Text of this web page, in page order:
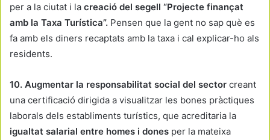
per a la ciutat i la creació del segell “Projecte finançat
amb la Taxa Turística”. Pensen que la gent no sap què es
fa amb els diners recaptats amb la taxa i cal explicar-ho als
residents.
10. Augmentar la responsabilitat social del sector creant
una certificació dirigida a visualitzar les bones pràctiques
laborals dels establiments turístics, que acreditaria la
igualtat salarial entre homes i dones per la mateixa